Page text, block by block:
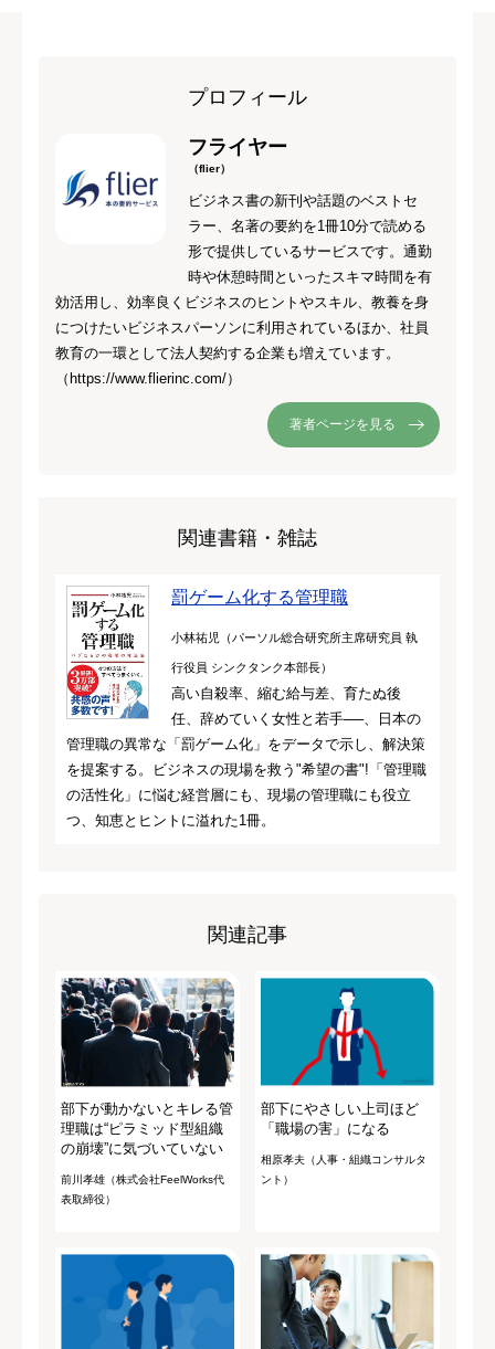
プロフィール
フライヤー
（flier）
ビジネス書の新刊や話題のベストセ
ラー、名著の要約を1冊10分で読める
形で提供しているサービスです。通勤
時や休憩時間といったスキマ時間を有
効活用し、効率良くビジネスのヒントやスキル、教養を身
につけたいビジネスパーソンに利用されているほか、社員
教育の一環として法人契約する企業も増えています。
（https://www.flierinc.com/）
著者ページを見る
関連書籍・雑誌
罰ゲーム化する管理職
小林祐児（パーソル総合研究所主席研究員 執
行役員 シンクタンク本部長）
高い自殺率、縮む給与差、育たぬ後
任、辞めていく女性と若手──、日本の
管理職の異常な「罰ゲーム化」をデータで示し、解決策
を提案する。ビジネスの現場を救う"希望の書"!「管理職
の活性化」に悩む経営層にも、現場の管理職にも役立
つ、知恵とヒントに溢れた1冊。
関連記事
部下が動かないとキレる管
理職は“ピラミッド型組織
の崩壊”に気づいていない
前川孝雄（株式会社FeelWorks代
表取締役）
部下にやさしい上司ほど
「職場の害」になる
相原孝夫（人事・組織コンサルタ
ント）